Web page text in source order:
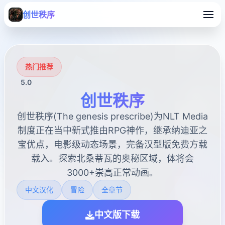
创世秩序
热门推荐
5.0
创世秩序
创世秩序(The genesis prescribe)为NLT Media
制度正在当中新式推由RPG神作，继承纳迪亚之
宝优点，电影级动态场景，完备汉型版免费方载
载入。探索北桑蒂瓦的奥秘区域，体将会
3000+崇高正常动画。
中文汉化 冒险 全章节
中文版下载